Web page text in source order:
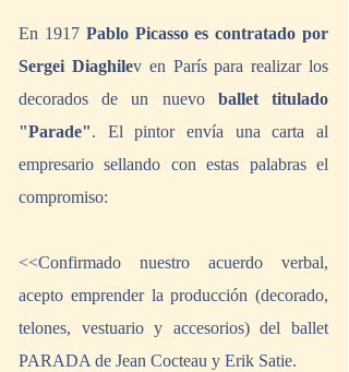
En 1917 Pablo Picasso es contratado por
Sergei Diaghilev en París para realizar los
decorados de un nuevo ballet titulado
"Parade". El pintor envía una carta al
empresario sellando con estas palabras el
compromiso:
<<Confirmado nuestro acuerdo verbal,
acepto emprender la producción (decorado,
telones, vestuario y accesorios) del ballet
PARADA de Jean Cocteau y Erik Satie.